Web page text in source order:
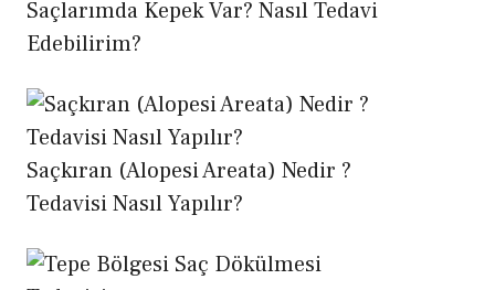
Saçlarımda Kepek Var? Nasıl Tedavi
Edebilirim?
Saçkıran (Alopesi Areata) Nedir ?
Tedavisi Nasıl Yapılır?